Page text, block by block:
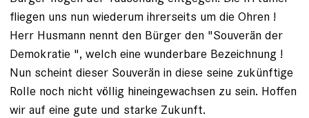
fliegen uns nun wiederum ihrerseits um die Ohren !
Herr Husmann nennt den Bürger den "Souverän der
Demokratie ", welch eine wunderbare Bezeichnung !
Nun scheint dieser Souverän in diese seine zukünftige
Rolle noch nicht völlig hineingewachsen zu sein. Hoffen
wir auf eine gute und starke Zukunft.